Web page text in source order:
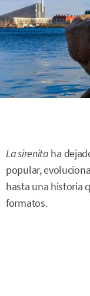
La sirenita ha
popular,
hasta una historia
formatos.